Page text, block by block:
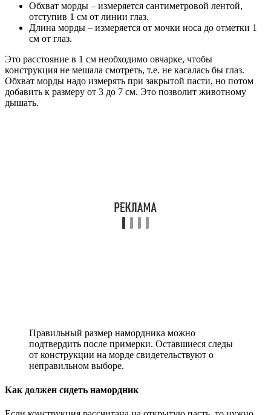
Обхват морды – измеряется сантиметровой лентой,
отступив 1 см от линии глаз.
Длина морды – измеряется от мочки носа до отметки 1
см от глаз.
Это расстояние в 1 см необходимо овчарке, чтобы
конструкция не мешала смотреть, т.е. не касалась бы глаз.
Обхват морды надо измерять при закрытой пасти, но потом
добавить к размеру от 3 до 7 см. Это позволит животному
дышать.
Правильный размер намордника можно
подтвердить после примерки. Оставшиеся следы
от конструкции на морде свидетельствуют о
неправильном выборе.
Как должен сидеть намордник